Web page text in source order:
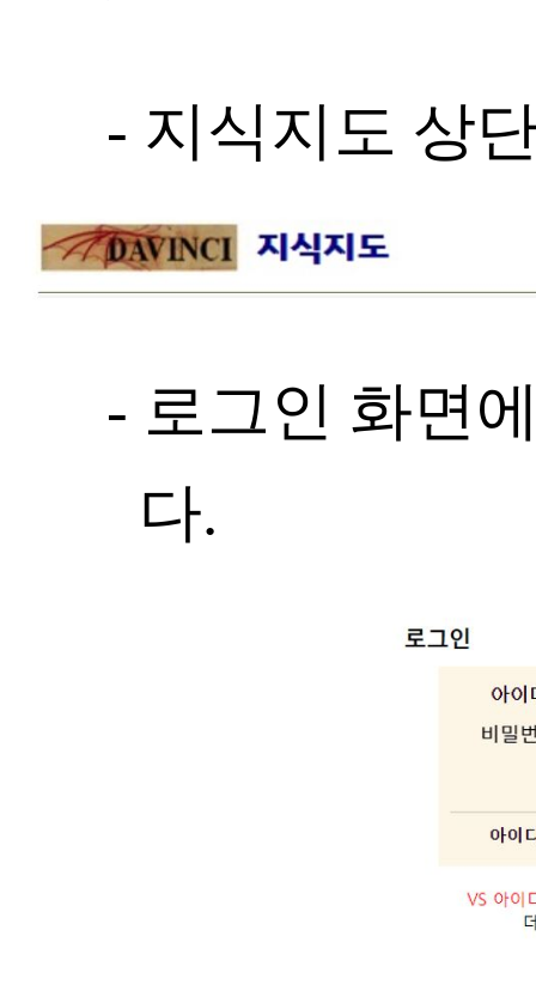
- 지식지도 상
- 로그인 화면
다.